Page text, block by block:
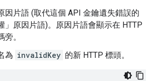
因片語 (取代這個 API 金鑰遺失錯誤的
」原因片語)。原因片語會顯示在 HTTP
。
為 invalidKey 的新 HTTP 標頭。